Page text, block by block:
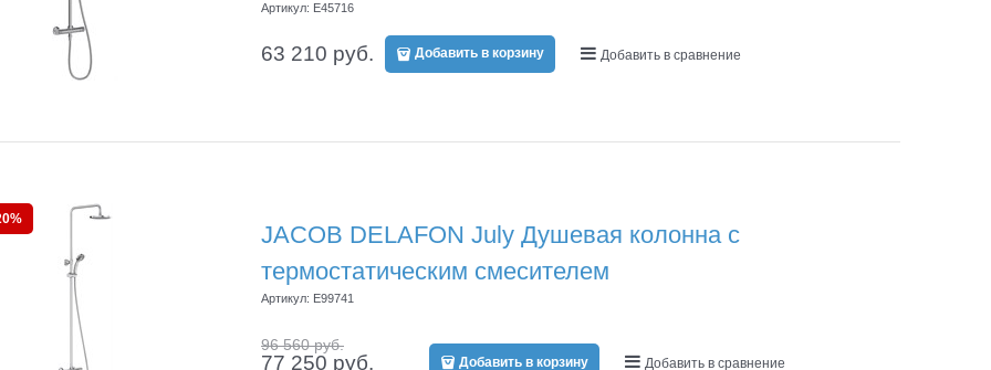
Артикул: E45716
63 210 руб. Добавить в корзину Добавить в сравнение
JACOB DELAFON July Душевая колонна с
термостатическим смесителем
Артикул: E99741
96 560 руб.
77 250 руб. Добавить в корзину Добавить в сравнение